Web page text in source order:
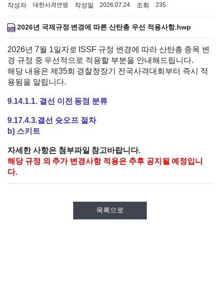
작성자 대한사격연맹 작성일 2026.07.24 조회 235
2026년 국제규정 변경에 따른 산탄총 우선 적용사항.hwp
2026년 7월 1일자로 ISSF 규정 변경에 따라 산탄총 종목 변
경 규정 중 우선적으로 적용할 부분을 안내해드립니다.
해당 내용은 제35회 경찰청장기 전국사격대회부터 즉시 적
용됨을 알립니다.
9.14.1.1. 결선 이전 동점 분류
9.17.4.3.결선 슛오프 절차
b) 스키트
자세한 사항은 첨부파일 참고바랍니다.
해당 규정 외 추가 변경사항 적용은 추후 공지될 예정입니
다.
목록으로